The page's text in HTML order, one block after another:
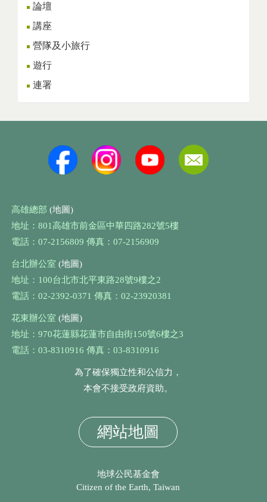
論壇
講座
營隊及小旅行
遊行
連署
高雄總部 (地圖)
地址：801高雄市前金區中華四路282號5樓
電話：07-2156809 傳真：07-2156909
台北辦公室 (地圖)
地址：100台北市北平東路28號9樓之2
電話：02-2392-0371 傳真：02-23920381
花東辦公室 (地圖)
地址：970花蓮縣花蓮市自由街150號6樓之3
電話：03-8310916 傳真：03-8310916
為了確保獨立性和公信力，
本會不接受政府資助。
網站地圖
地球公民基金會
Citizen of the Earth, Taiwan